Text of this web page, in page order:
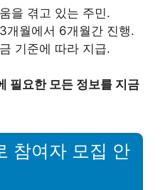
을 겪고 있는 주민.
개월에서 6개월간 진행.
기준에 따라 지급.
필요한 모든 정보를 지금
참여자 모집 안